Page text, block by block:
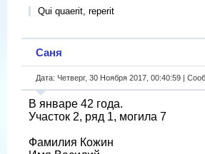
Qui quaerit, reperit
Саня
Дата: Четверг, 30 Ноября 2017, 00:40:59 |
В январе 42 года.
Участок 2, ряд 1, могила 7
Фамилия Кожин